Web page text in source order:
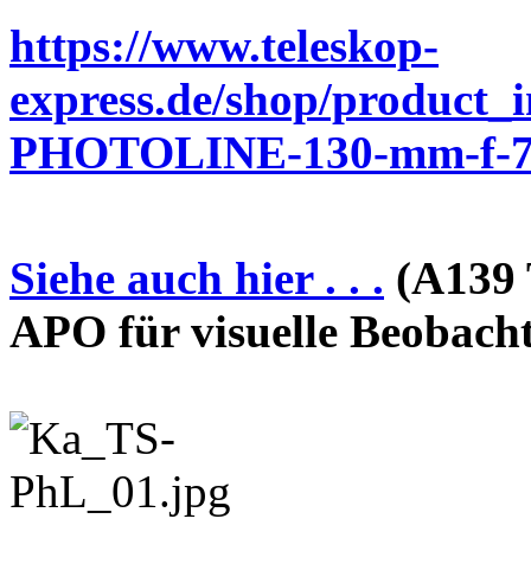
https://www.teleskop-
express.de/shop/
PHOTOLINE-130-mm-f-
Siehe auch hier . . . (A139
APO für visuelle